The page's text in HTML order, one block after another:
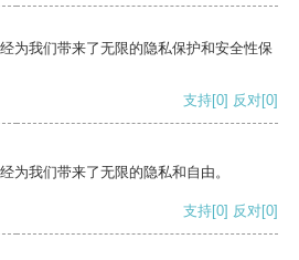
为我们带来了无限的隐私保护和安全性保
支持[0] 反对[0]
为我们带来了无限的隐私和自由。
支持[0] 反对[0]